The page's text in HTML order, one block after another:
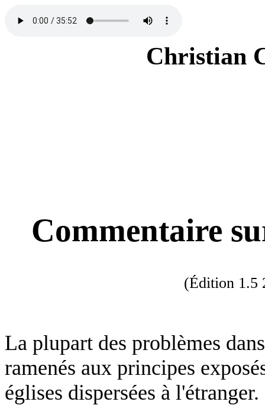
Christian
Commentaire
(Édition 1.5
La plupart des problèmes
ramenés aux principes
églises dispersées à l'étranger.